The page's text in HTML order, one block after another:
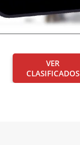
VER
CLASIFICADOS